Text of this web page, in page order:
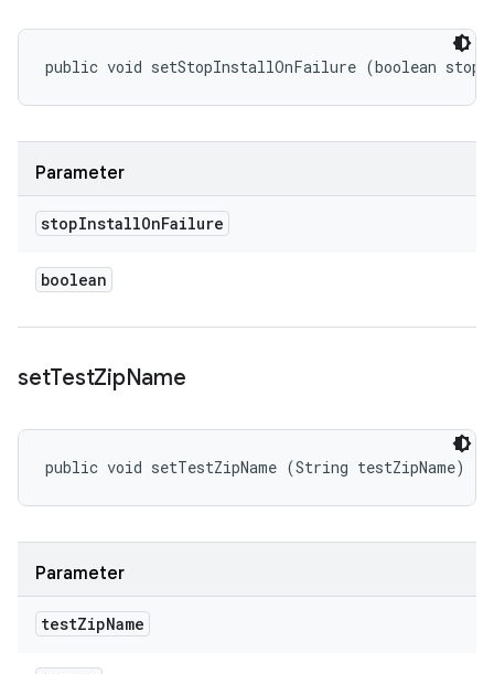
public void setStopInstallOnFailure (boolean
Parameter
stopInstallOnFailure
boolean
setTestZipName
public void setTestZipName (String testZipName)
Parameter
testZipName